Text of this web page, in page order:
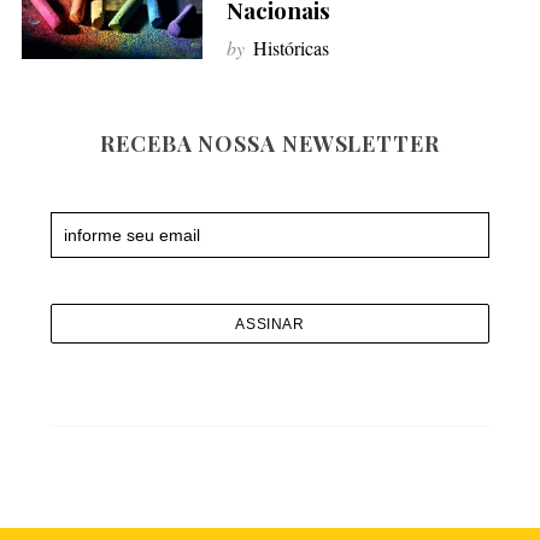
f
o
Nacionais
by Históricas
RECEBA NOSSA NEWSLETTER